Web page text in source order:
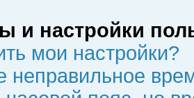
и настройки
мои настройки?
неправильное